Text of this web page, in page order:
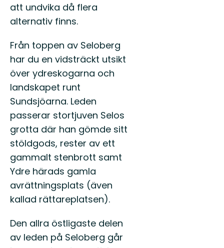
att undvika då flera
alternativ finns.
Från toppen av Seloberg
har du en vidsträckt utsikt
över ydreskogarna och
landskapet runt
Sundsjöarna. Leden
passerar stortjuven Selos
grotta där han gömde sitt
stöldgods, rester av ett
gammalt stenbrott samt
Ydre härads gamla
avrättningsplats (även
kallad rättareplatsen).
Den allra östligaste delen
av leden på Seloberg går